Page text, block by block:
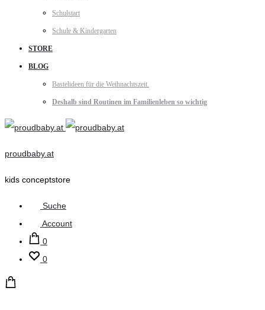
Schulstart
Schule & Kindergarten
STORE
BLOG
Bastelideen für die Weihnachtszeit.
Deshalb sind Routinen im Familienleben so wichtig
proudbaby.at
kids conceptstore
Suche
Account
0
0